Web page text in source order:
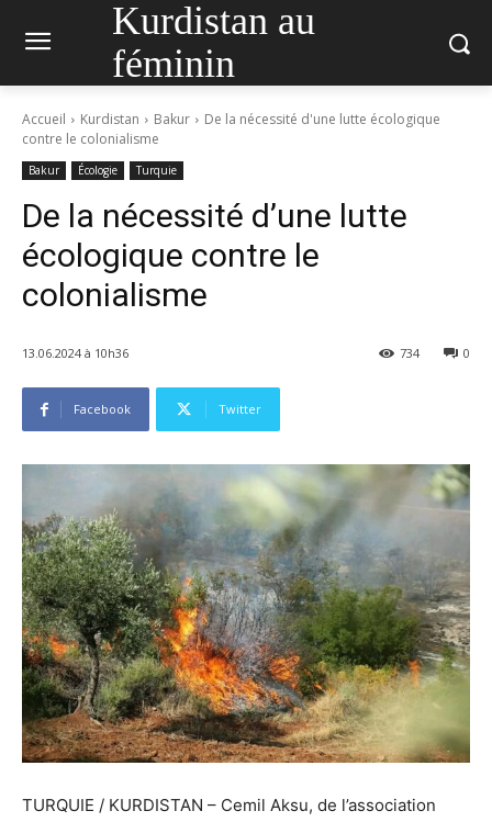
Kurdistan au
féminin
Accueil Kurdistan Bakur
De la nécessité d'une lutte écologique
contre le colonialisme
Bakur Écologie Turquie
De la nécessité d’une lutte
écologique contre le
colonialisme
13.06.2024 à 10h36 0
734
Facebook Twitter
TURQUIE / KURDISTAN – Cemil Aksu, de l’association